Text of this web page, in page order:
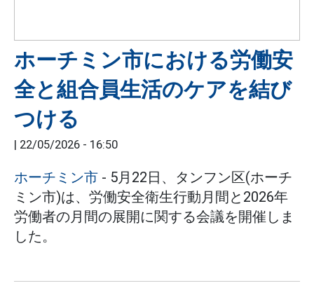
ホーチミン市における労働安
全と組合員生活のケアを結び
つける
| 22/05/2026 - 16:50
ホーチミン市 - 5月22日、タンフン区(ホーチ
ミン市)は、労働安全衛生行動月間と2026年
労働者の月間の展開に関する会議を開催しま
した。